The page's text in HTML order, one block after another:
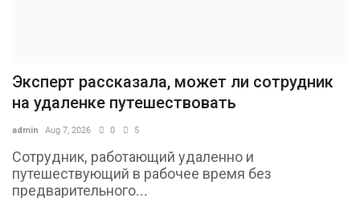
Эксперт рассказала, может ли сотрудник
на удаленке путешествовать
admin Aug 7, 2026 0 5
Сотрудник, работающий удаленно и
путешествующий в рабочее время без
предварительного...